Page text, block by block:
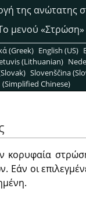
της ανώτατης
μενού «Στρώση»
(Greek) English (US)
(Lithuanian)
Slovenščina
(Simplified Chinese)
κορυφαία
Εάν οι